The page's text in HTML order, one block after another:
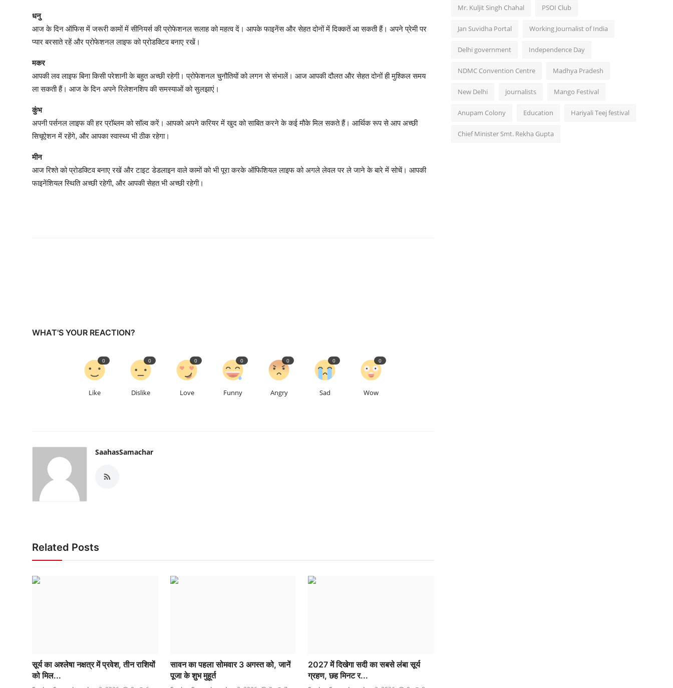
धनु
आज के दिन ऑफिस में जरूरी कामों में सीनियर्स की प्रोफेशनल सलाह को महत्व दें। आपके फाइनेंस और सेहत दोनों में दिक्कतें आ सकती हैं। अपने प्रेमी पर
प्यार बरसाते रहें और प्रोफेशनल लाइफ को प्रोडक्टिव बनाए रखें।
मकर
आपकी लव लाइफ बिना किसी परेशानी के बहुत अच्छी रहेगी। प्रोफेशनल चुनौतियों को लगन से संभालें। आज आपकी दौलत और सेहत दोनों ही मुश्किल समय
ला सकती हैं। आज के दिन अपने रिलेशनशिप की समस्याओं को सुलझाएं।
कुंभ
अपनी पर्सनल लाइफ की हर प्रॉब्लम को सॉल्व करें। आपको अपने करियर में खुद को साबित करने के कई मौके मिल सकते हैं। आर्थिक रूप से आप अच्छी
सिचूऐशन में रहेंगे, और आपका स्वास्थ्य भी ठीक रहेगा।
मीन
आज रिश्ते को प्रोडक्टिव बनाए रखें और टाइट डेडलाइन वाले कामों को भी पूरा करके ऑफिशियल लाइफ को अगले लेवल पर ले जाने के बारे में सोचें। आपकी
फाइनेंशियल स्थिति अच्छी रहेगी, और आपकी सेहत भी अच्छी रहेगी।
WHAT'S YOUR REACTION?
Like
0
Dislike
0
Love
0
Funny
0
Angry
0
Sad
0
Wow
0
SaahasSamachar
Related Posts
सूर्य का अश्लेषा नक्षत्र में प्रवेश, तीन राशियों
को मिल...
सावन का पहला सोमवार 3 अगस्त को, जानें
पूजा के शुभ मुहूर्त
2027 में दिखेगा सदी का सबसे लंबा सूर्य
ग्रहण, छह मिनट र...
Mr. Kuljit Singh Chahal PSOI Club
Jan Suvidha Portal Working Journalist of India
Delhi government Independence Day
NDMC Convention Centre Madhya Pradesh
New Delhi journalists Mango Festival
Anupam Colony Education Hariyali Teej festival
Chief Minister Smt. Rekha Gupta